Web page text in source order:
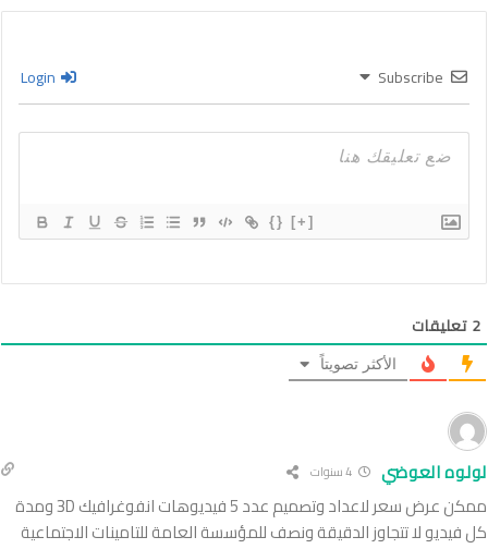
Subscribe
{} [+]
2تعليقات
الأكثر تصويتاً
لولوه العوضي
ممكن عرض سعر لاعداد وتصميم عدد 5 فيديوهات انفوغرافيك 3D ومدة
كل فيديو لا تتجاوز الدقيقة ونصف للمؤسسة العامة للتامينات الاجتماعية